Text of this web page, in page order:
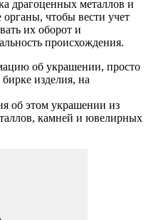
драгоценных металлов и
органы, чтобы вести учет
их оборот и
происхождения.
об украшении, просто
изделия, на
об этом украшении из
камней и ювелирных